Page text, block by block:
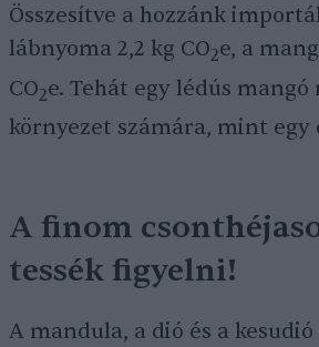
Összesítve a hozzánk
lábnyoma 2,2 kg CO2e, a
CO2e. Tehát egy lédús
környezet számára, mint egy
A finom
tessék figyelni!
A mandula, a dió és a